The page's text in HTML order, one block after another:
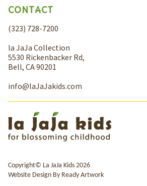
CONTACT
(323) 728-7200
la JaJa Collection
5530 Rickenbacker Rd,
Bell, CA 90201
info@laJaJakids.com
Copyright© La JaJa Kids 2026
Website Design By Ready Artwork